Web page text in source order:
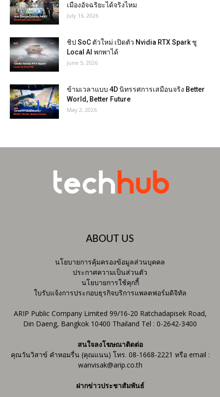
เมืองอัจฉริยะได้จริงไหม
July 16, 2026
ชิป SoC ตัวใหม่ เปิดตัว Nvidia RTX Spark ชู
Local AI พกพาได้
June 5, 2026
ข้ามเวลาแบบ 4D นิทรรศการเสมือนจริง Better
World, Better Future
May 2, 2026
ABOUT US
นโยบายการคุ้มครองข้อมูลส่วนบุคคล
ประกาศความเป็นส่วนตัว
นโยบายการใช้คุกกี้
ใบรับแจ้งการประกอบธุรกิจบริการแพลตฟอร์มดิจิทัล
ARIP Public Company Limited 99/16-20 Ratchadapisek Road,
Din Daeng, Bangkok 10400 Thailand Tel : 0-2642-3400
สนใจลงโฆษณาติดต่อ
คุณวันวิสาข์ คำหอมรื่น (คุณแนน) โทร. 08-1668-2221 หรือ email :
wanvisak@arip.co.th
ฝากข่าวประชาสัมพันธ์